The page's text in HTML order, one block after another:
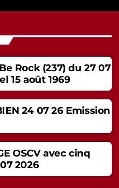
Rock (237) du 27 07
15 août 1969
24 07 26 Emission
OSCV avec cinq
2026